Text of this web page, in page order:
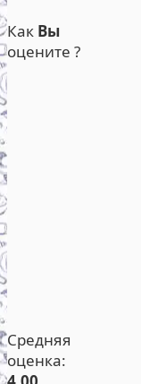
Как Вы
оцените ?
Средняя
оценка: